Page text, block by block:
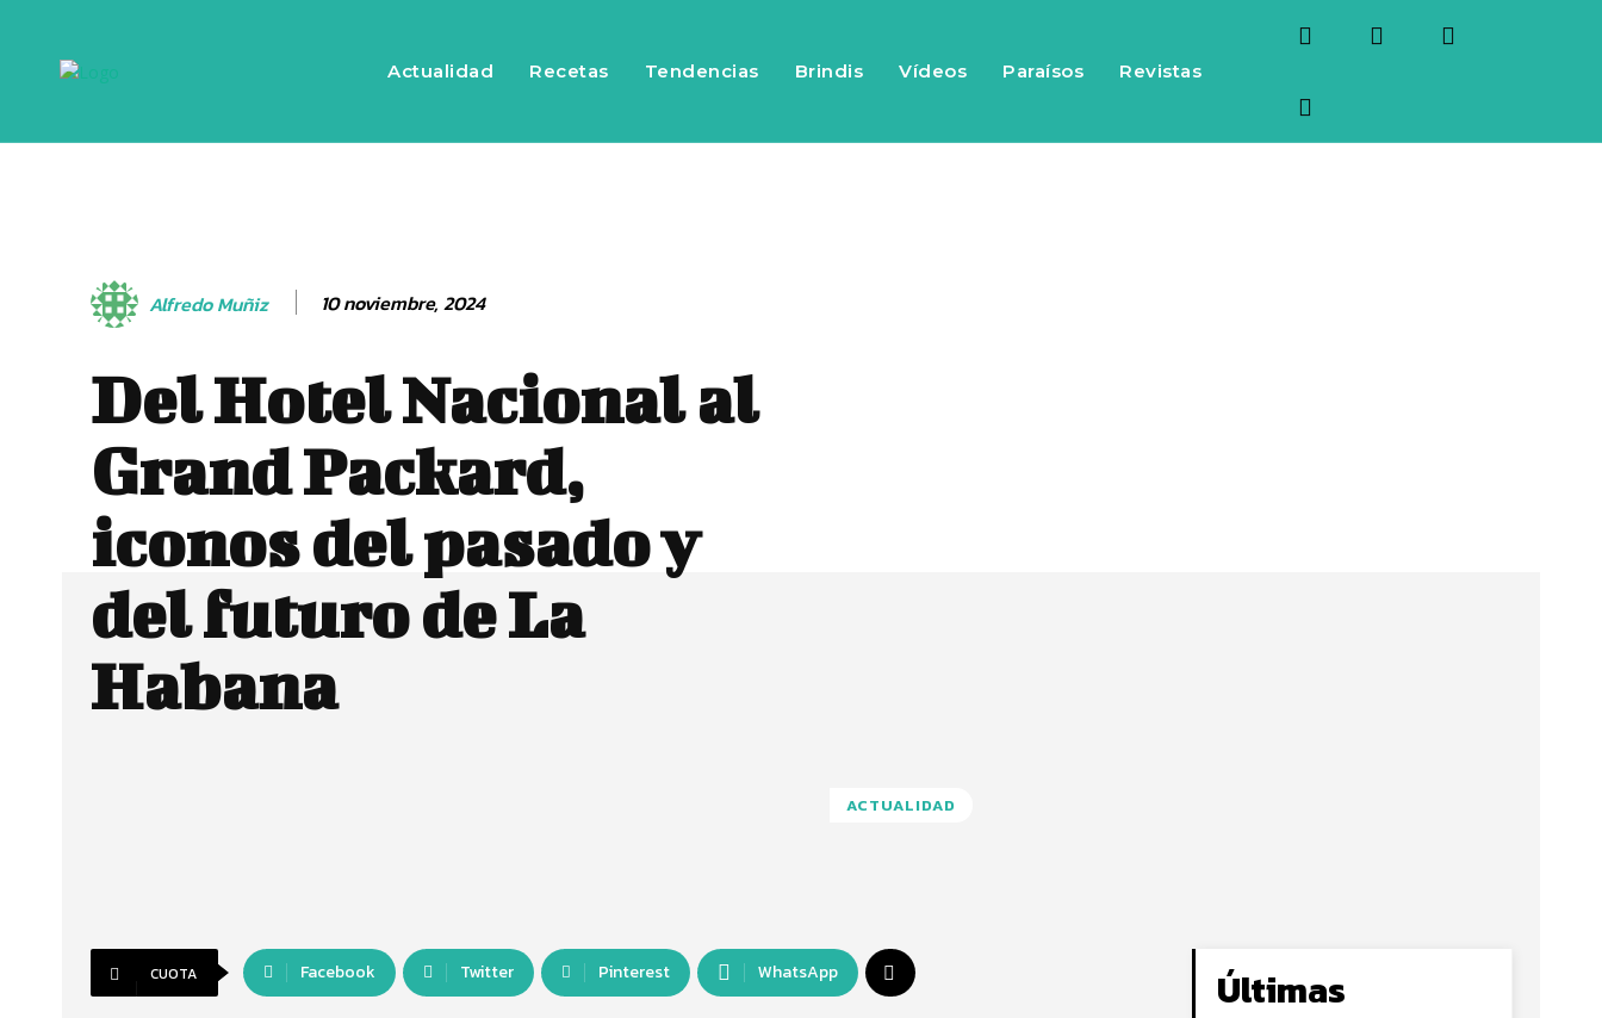
Actualidad Recetas Tendencias Brindis Vídeos Paraísos Revistas
Alfredo Muñiz 10 noviembre, 2024
Del Hotel Nacional al
Grand Packard,
iconos del pasado y
del futuro de La
Habana
ACTUALIDAD
CUOTA Facebook Twitter Pinterest WhatsApp Últimas